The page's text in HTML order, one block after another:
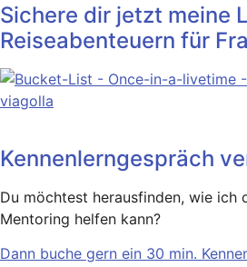
Sichere dir jetzt meine
Reiseabenteuern für
Kennenlerngespräch
Du möchtest herausfinden, wie ich
Mentoring helfen kann?
Dann buche gern ein 30 min.